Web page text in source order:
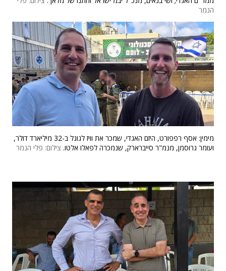
הנמר
מימין: אסף רפפורט, היזם האגדי, שמכר את וויז לגוגל ב-32 מיליארד דולר,
ועומר גרוסמן, מנמ"ר סייברארק, שנמכרה לפאלו אלטו. צילום: פלי הנמר